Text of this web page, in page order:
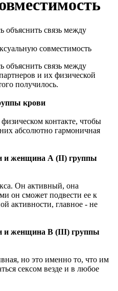
объяснить связь между
объяснить связь между
и их физической
получилось.
крови
контакте, чтобы
абсолютно гармоничная
и женщина А (II) группы
Он активный, она
он сможет подвести ее к
активности, главное - не
и женщина В (III) группы
но это именно то, что им
сексом везде и в любое